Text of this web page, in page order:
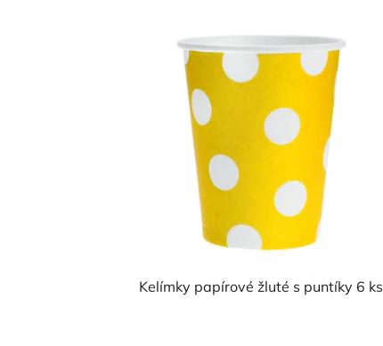
Kelímky papírové žluté s puntíky 6 ks